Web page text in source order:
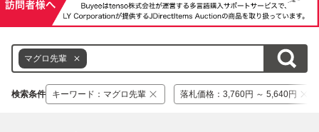
マグロ先輩
検索条件 キーワード ： マグロ先輩 落札価格 ： 3,760円 ～ 5,640円